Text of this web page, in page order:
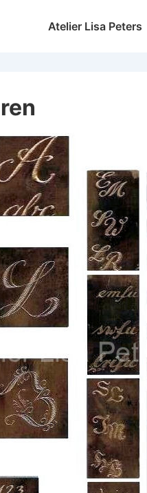
Hauptnavigation
Atelier Lisa Peters